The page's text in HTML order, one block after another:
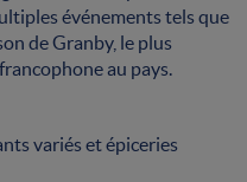
événements tels que
de Granby, le plus
au pays.
variés et épiceries